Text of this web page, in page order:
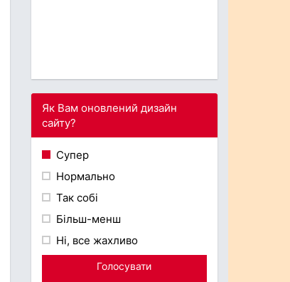
Як Вам оновлений дизайн
сайту?
Супер
Нормально
Так собі
Більш-менш
Ні, все жахливо
Голосувати